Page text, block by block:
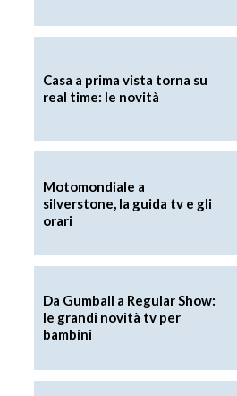
Casa a prima vista torna su
real time: le novità
Motomondiale a
silverstone, la guida tv e gli
orari
Da Gumball a Regular Show:
le grandi novità tv per
bambini